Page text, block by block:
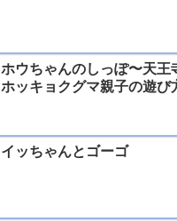
ホウちゃんのしっぽ〜天王
ホッキョクグマ親子の遊び
イッちゃんとゴーゴ